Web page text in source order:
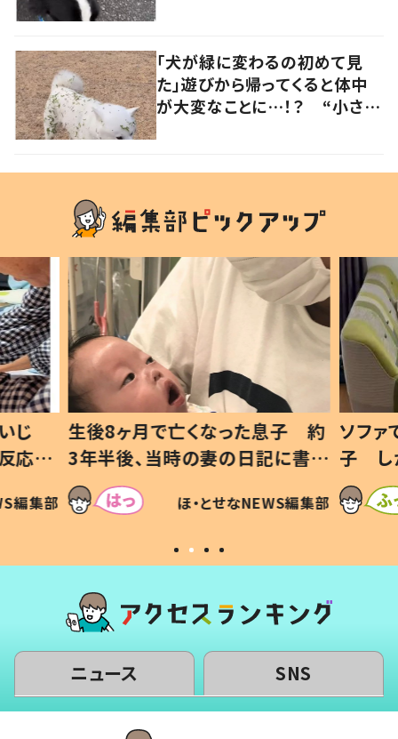
「犬が緑に変わるの初めて見
た」遊びから帰ってくると体中
が大変なことに…！？ “小さい
じ
応に
編集部
生後8ヶ月で亡くなった息子 約
3年半後、当時の妻の日記に書い
てあった本音とは
ほ・とせなNEWS編集部
ソファ
子 し
すべ
いから
ニュース SNS